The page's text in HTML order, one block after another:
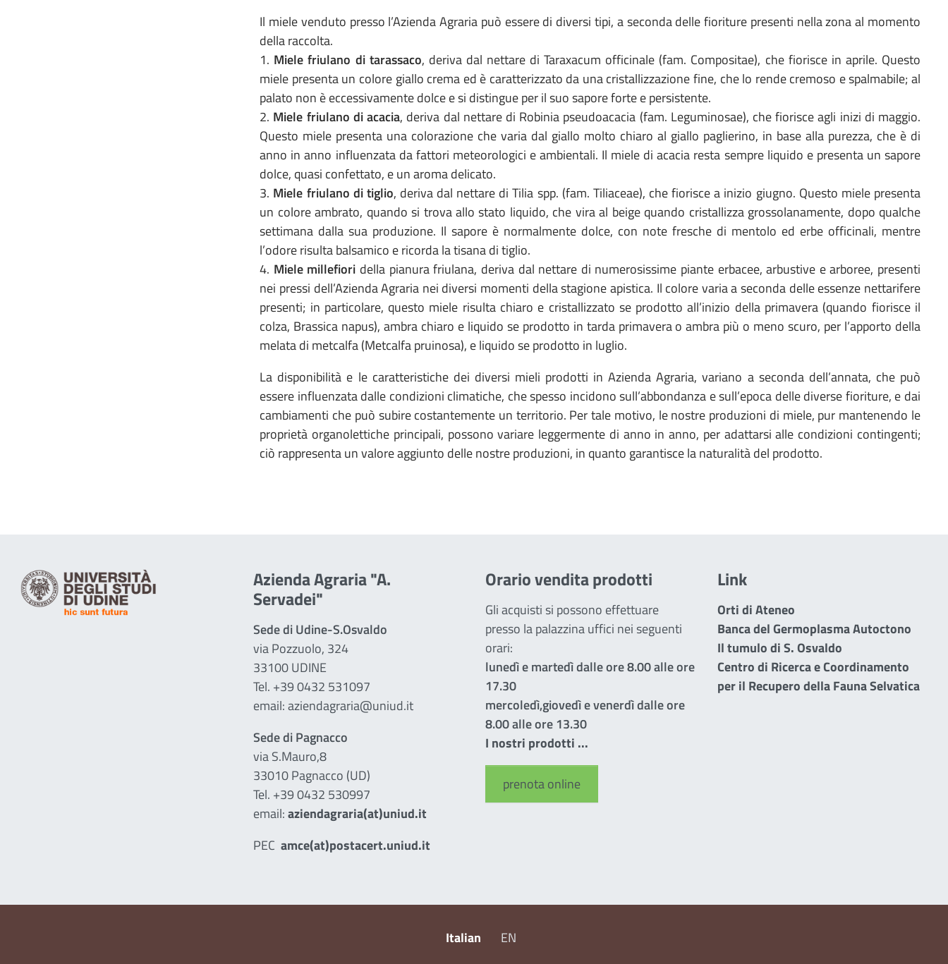
Il miele venduto presso l’Azienda Agraria può essere di diversi tipi, a seconda delle fioriture presenti nella zona al momento
della raccolta.
1. Miele friulano di tarassaco, deriva dal nettare di Taraxacum officinale (fam. Compositae), che fiorisce in aprile. Questo
miele presenta un colore giallo crema ed è caratterizzato da una cristallizzazione fine, che lo rende cremoso e spalmabile; al
palato non è eccessivamente dolce e si distingue per il suo sapore forte e persistente.
2. Miele friulano di acacia, deriva dal nettare di Robinia pseudoacacia (fam. Leguminosae), che fiorisce agli inizi di maggio.
Questo miele presenta una colorazione che varia dal giallo molto chiaro al giallo paglierino, in base alla purezza, che è di
anno in anno influenzata da fattori meteorologici e ambientali. Il miele di acacia resta sempre liquido e presenta un sapore
dolce, quasi confettato, e un aroma delicato.
3. Miele friulano di tiglio, deriva dal nettare di Tilia spp. (fam. Tiliaceae), che fiorisce a inizio giugno. Questo miele presenta
un colore ambrato, quando si trova allo stato liquido, che vira al beige quando cristallizza grossolanamente, dopo qualche
settimana dalla sua produzione. Il sapore è normalmente dolce, con note fresche di mentolo ed erbe officinali, mentre
l’odore risulta balsamico e ricorda la tisana di tiglio.
4. Miele millefiori della pianura friulana, deriva dal nettare di numerosissime piante erbacee, arbustive e arboree, presenti
nei pressi dell’Azienda Agraria nei diversi momenti della stagione apistica. Il colore varia a seconda delle essenze nettarifere
presenti; in particolare, questo miele risulta chiaro e cristallizzato se prodotto all’inizio della primavera (quando fiorisce il
colza, Brassica napus), ambra chiaro e liquido se prodotto in tarda primavera o ambra più o meno scuro, per l’apporto della
melata di metcalfa (Metcalfa pruinosa), e liquido se prodotto in luglio.
La disponibilità e le caratteristiche dei diversi mieli prodotti in Azienda Agraria, variano a seconda dell’annata, che può
essere influenzata dalle condizioni climatiche, che spesso incidono sull’abbondanza e sull’epoca delle diverse fioriture, e dai
cambiamenti che può subire costantemente un territorio. Per tale motivo, le nostre produzioni di miele, pur mantenendo le
proprietà organolettiche principali, possono variare leggermente di anno in anno, per adattarsi alle condizioni contingenti;
ciò rappresenta un valore aggiunto delle nostre produzioni, in quanto garantisce la naturalità del prodotto.
Azienda Agraria "A.
Servadei"
Sede di Udine-S.Osvaldo
via Pozzuolo, 324
33100 UDINE
Tel. +39 0432 531097
email: aziendagraria@uniud.it
Sede di Pagnacco
via S.Mauro,8
33010 Pagnacco (UD)
Tel. +39 0432 530997
email:aziendagraria(at)uniud.it
PEC amce(at)postacert.uniud.it
Orario vendita prodotti
Gli acquisti si possono effettuare
presso la palazzina uffici nei seguenti
orari:
lunedì e martedì dalle ore 8.00 alle ore
17.30
mercoledì,giovedì e venerdì dalle ore
8.00 alle ore 13.30
I nostri prodotti ...
prenota online
Link
Orti di Ateneo
Banca del Germoplasma Autoctono
Il tumulo di S. Osvaldo
Centro di Ricerca e Coordinamento
per il Recupero della Fauna Selvatica
Italian
EN